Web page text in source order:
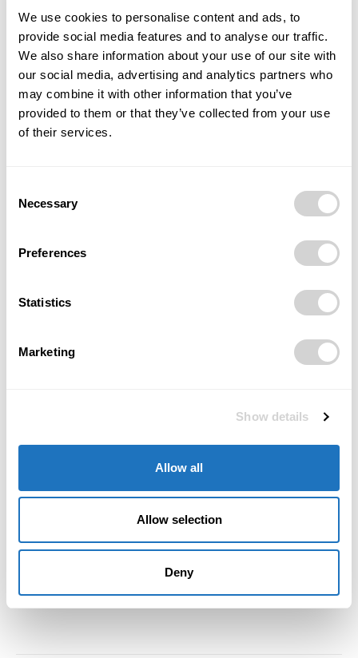
We use cookies to personalise content and ads, to
provide social media features and to analyse our traffic.
We also share information about your use of our site with
our social media, advertising and analytics partners who
may combine it with other information that you’ve
provided to them or that they’ve collected from your use
of their services.
Selection
Necessary
Preferences
Statistics
Marketing
Show details
Allow all
Allow selection
Deny
prostory– rozhodli jsme se zde vybudovat
airsoftovou střelnici. Nízké stropy zároveň vytvoří
ideální atmosféru pro únikovou hru, jejíž tématika
bude propojena s historií pily – katr zde sehraje
klíčovou roli. Součástí budou i dřevěné hlavolamy,
které hru obohatí o logické úkoly a zábavné výzvy.
, pro kterou už máme
vyhrazené prostory. Plánujeme také bazének pro
kompletní.
Znovuzrození srdcem i rukama, láska na první pohled
Nenechte si ujít další zajímavé příběhy. 📖 Nové
číslo POSITIV Business & Style 1/2025 si
Investice Josef Pleskot
Ostravice
WOODARÉNA